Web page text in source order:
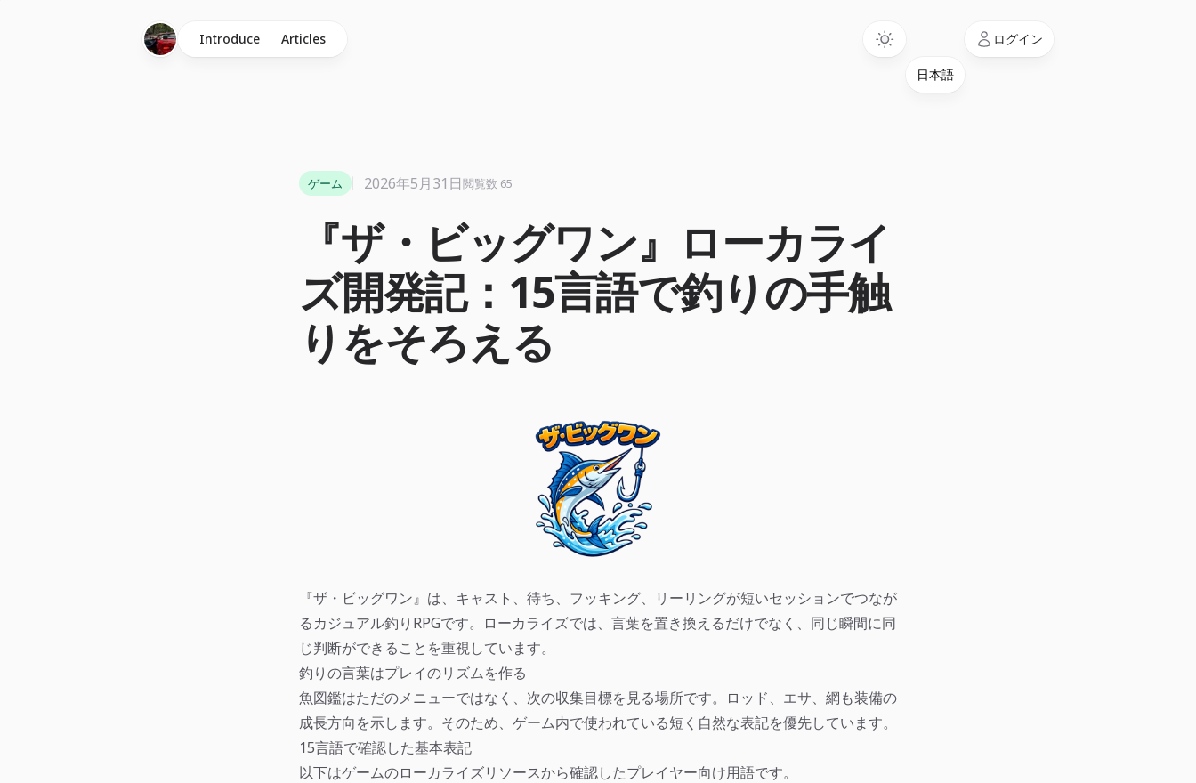
Introduce Articles ログイン
『ザ・ビッグワン』ローカライ
ズ開発記：15言語で釣りの手触
りをそろえる
ゲーム 2026年5月31日閲覧数 65
『ザ・ビッグワン』は、キャスト、待ち、フッキング、リーリングが短いセッションでつなが
るカジュアル釣りRPGです。ローカライズでは、言葉を置き換えるだけでなく、同じ瞬間に同
じ判断ができることを重視しています。
釣りの言葉はプレイのリズムを作る
魚図鑑はただのメニューではなく、次の収集目標を見る場所です。ロッド、エサ、網も装備の
成長方向を示します。そのため、ゲーム内で使われている短く自然な表記を優先しています。
15言語で確認した基本表記
以下はゲームのローカライズリソースから確認したプレイヤー向け用語です。